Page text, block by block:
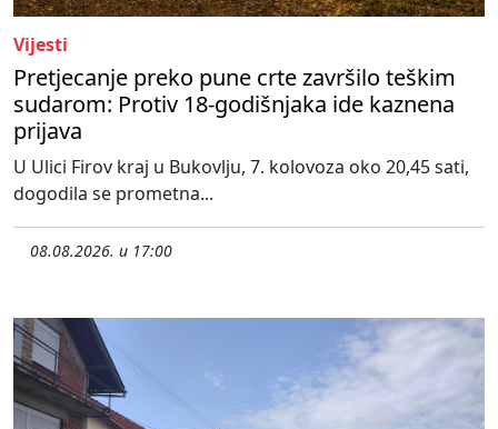
Vijesti
Pretjecanje preko pune crte završilo teškim
sudarom: Protiv 18-godišnjaka ide kaznena
prijava
U Ulici Firov kraj u Bukovlju, 7. kolovoza oko 20,45 sati,
dogodila se prometna...
08.08.2026. u 17:00